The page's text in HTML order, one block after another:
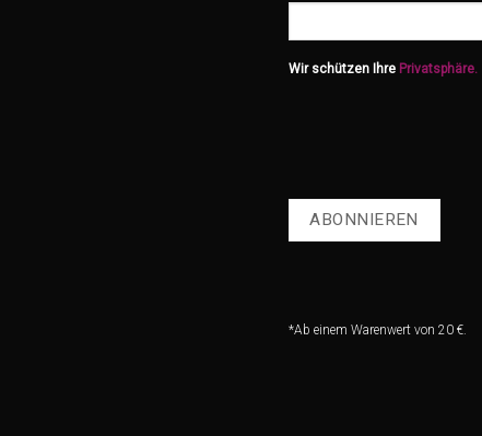
Wir schützen Ihre Privatsphäre.
*Ab einem Warenwert von 20 €.